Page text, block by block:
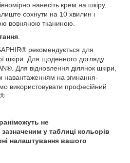
нанесіть крем на шкіру,
сохнути на 10 хвилин і
вовняною тканиною.
рекомендується для
шкіри. Для щоденного догляду
Для відновлення ділянок шкіри,
навантаженням на згинання-
використовувати професійний
не
у таблиці кольорів
налаштування вашого